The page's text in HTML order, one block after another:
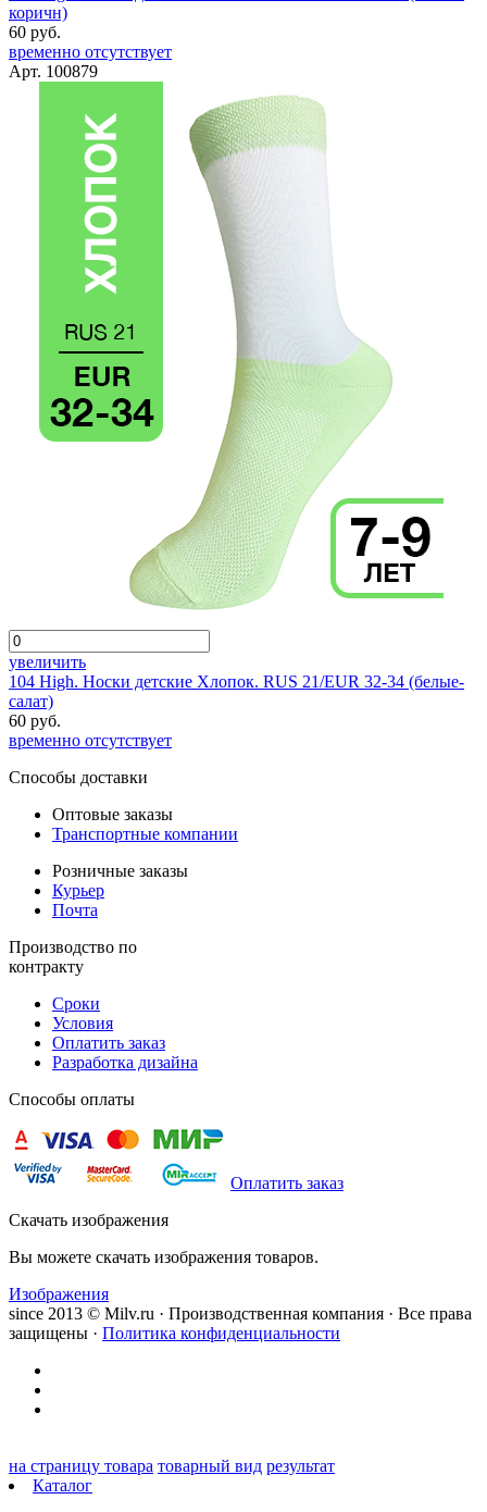
коричн)
60 руб.
временно отсутствует
Арт. 100879
увеличить
104 High. Носки детские Хлопок. RUS 21/EUR 32-34 (белые-
салат)
60 руб.
временно отсутствует
Способы доставки
Оптовые заказы
Транспортные компании
Розничные заказы
Курьер
Почта
Производство по
контракту
Сроки
Условия
Оплатить заказ
Разработка дизайна
Способы оплаты
Оплатить заказ
Скачать изображения
Вы можете скачать изображения товаров.
Изображения
since 2013 © Milv.ru · Производственная компания · Все права
защищены · Политика конфиденциальности
на страницу товара товарный вид результат
Каталог